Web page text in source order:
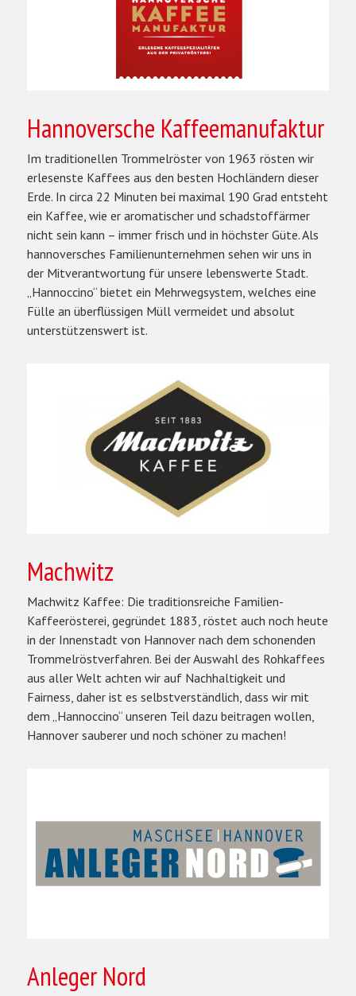
Hannoversche Kaffeemanufaktur
Im traditionellen Trommelröster von 1963 rösten wir
erlesenste Kaffees aus den besten Hochländern dieser
Erde. In circa 22 Minuten bei maximal 190 Grad entsteht
ein Kaffee, wie er aromatischer und schadstoffärmer
nicht sein kann – immer frisch und in höchster Güte. Als
hannoversches Familienunternehmen sehen wir uns in
der Mitverantwortung für unsere lebenswerte Stadt.
„Hannoccino“ bietet ein Mehrwegsystem, welches eine
Fülle an überflüssigen Müll vermeidet und absolut
unterstützenswert ist.
Machwitz
Machwitz Kaffee: Die traditionsreiche Familien-
Kaffeerösterei, gegründet 1883, röstet auch noch heute
in der Innenstadt von Hannover nach dem schonenden
Trommelröstverfahren. Bei der Auswahl des Rohkaffees
aus aller Welt achten wir auf Nachhaltigkeit und
Fairness, daher ist es selbstverständlich, dass wir mit
dem „Hannoccino“ unseren Teil dazu beitragen wollen,
Hannover sauberer und noch schöner zu machen!
Anleger Nord